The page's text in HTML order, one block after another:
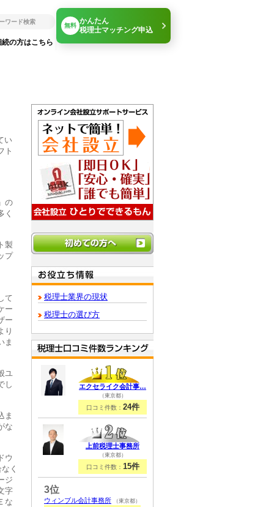
続の方はこちら
無料
かんたん
税理士マッチング申込
い
ト
の
く
製
プ
て
ー
ー
り
ま
ユ
し
ま
な
ウ
く
ジ
字
な
税理士業界の現状
税理士の選び方
エクセライク会計事…
（東京都）
口コミ件数： 24件
上前税理士事務所
（東京都）
口コミ件数： 15件
3位
ウィンブル会計事務所 （東京都）